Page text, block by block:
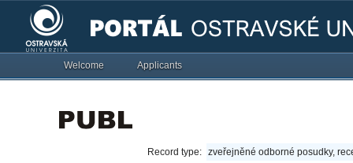
Welcome Applicants
Record type: zveřejněné odborné posudky,